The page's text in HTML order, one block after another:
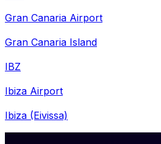
Gran Canaria Airport
Gran Canaria Island
IBZ
Ibiza Airport
Ibiza (Eivissa)